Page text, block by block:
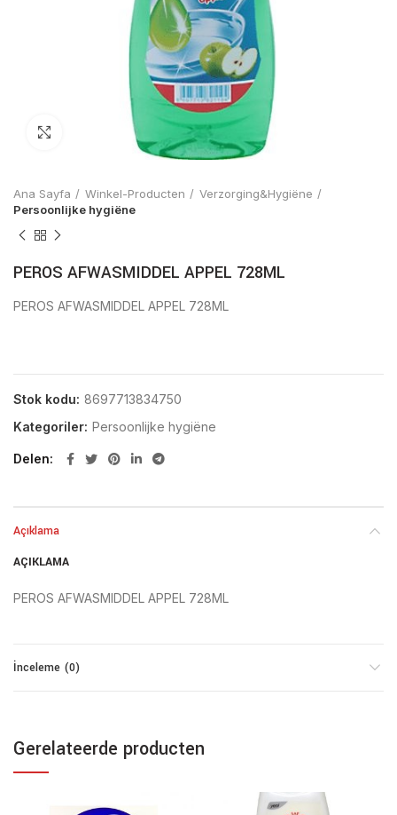
Click to enlarge
Ana Sayfa Winkel-Producten
Verzorging&Hygiëne
Persoonlijke hygiëne
PEROS AFWASMIDDEL APPEL 728ML
PEROS AFWASMIDDEL APPEL 728ML
Stok kodu: 8697713834750
Kategoriler: Persoonlijke hygiëne
Delen
Açıklama
AÇIKLAMA
PEROS AFWASMIDDEL APPEL 728ML
İnceleme (0)
Gerelateerde producten